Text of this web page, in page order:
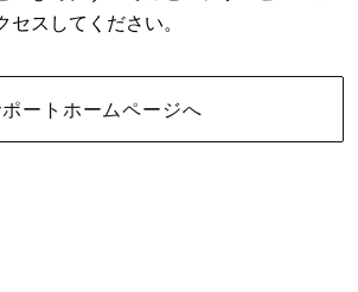
スしてください。
ートホームページへ